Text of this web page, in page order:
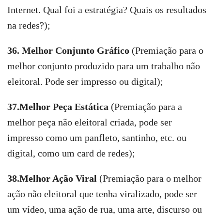
Internet. Qual foi a estratégia? Quais os resultados
na redes?);
36. Melhor Conjunto Gráfico (Premiação para o
melhor conjunto produzido para um trabalho não
eleitoral. Pode ser impresso ou digital);
37.Melhor Peça Estática (Premiação para a
melhor peça não eleitoral criada, pode ser
impresso como um panfleto, santinho, etc. ou
digital, como um card de redes);
38.Melhor Ação Viral (Premiação para o melhor
ação não eleitoral que tenha viralizado, pode ser
um vídeo, uma ação de rua, uma arte, discurso ou